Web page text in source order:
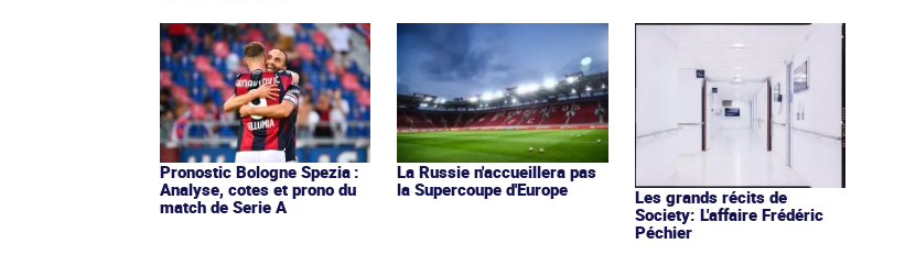
Pronostic Bologne Spezia :
Analyse, cotes et prono du
match de Serie A
La Russie n'accueillera pas
la Supercoupe d'Europe
Les grands récits de
Society: L'affaire Frédéric
Péchier